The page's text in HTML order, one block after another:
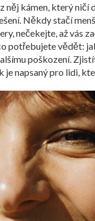
něj kámen, který
Někdy stačí
nečekejte, až vás
potřebujete vědět:
poškození.
je napsaný pro lidi,